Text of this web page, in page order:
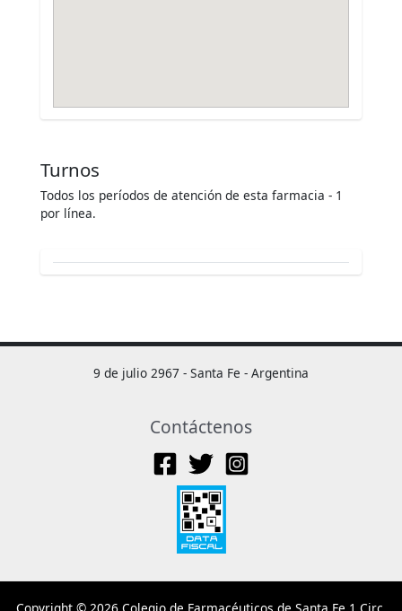
Turnos
Todos los períodos de atención de esta farmacia - 1
por línea.
9 de julio 2967 - Santa Fe - Argentina
Contáctenos
Copyright © 2026 Colegio de Farmacéuticos de Santa Fe 1 Circ.